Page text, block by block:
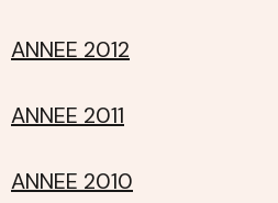
ANNEE 2012
ANNEE 2011
ANNEE 2010